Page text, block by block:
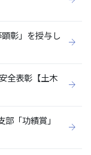
彰」を授与し
全表彰【土木
「功績賞」